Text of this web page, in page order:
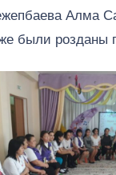
Алма
были